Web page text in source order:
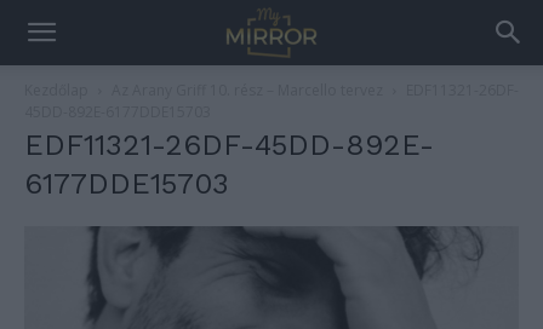
EDF11321-26DF-45DD-892E-
6177DDE15703